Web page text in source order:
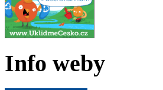
Info weby